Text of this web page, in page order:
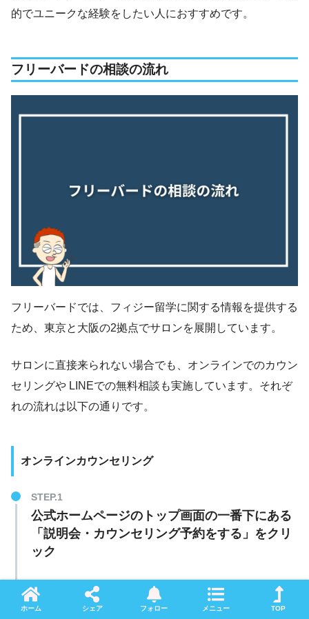
的でユニークな経験をしたい人におすすめです。
フリーバードの相談の流れ
フリーバードでは、フィジー留学に関する情報を提供する
ため、東京と大阪の2拠点でサロンを展開しています。
サロンに直接来られない場合でも、オンラインでのカウン
セリングや LINEでの無料相談も実施しています。それぞ
れの流れは以下の通りです。
オンラインカウンセリング
公式ホームページのトップ画面の一番下にある
「説明会・カウンセリング予約をする」をクリ
ック
ホーム シェア フォロー メニュー TOP